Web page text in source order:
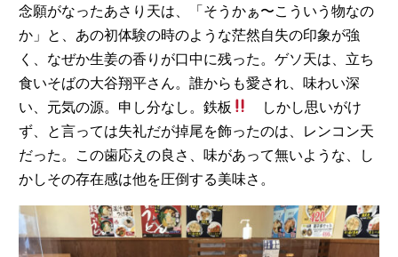
念願がなったあさり天は、「そうかぁ〜こういう物なの
か」と、あの初体験の時のような茫然自失の印象が強
く、なぜか生姜の香りが口中に残った。ゲソ天は、立ち
食いそばの大谷翔平さん。誰からも愛され、味わい深
い、元気の源。申し分なし。鉄板
しかし思いがけ
ず、と言っては失礼だが掉尾を飾ったのは、レンコン天
だった。この歯応えの良さ、味があって無いような、し
かしその存在感は他を圧倒する美味さ。